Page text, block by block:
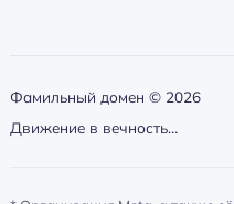
Фамильный домен © 2026
Движение в вечность…